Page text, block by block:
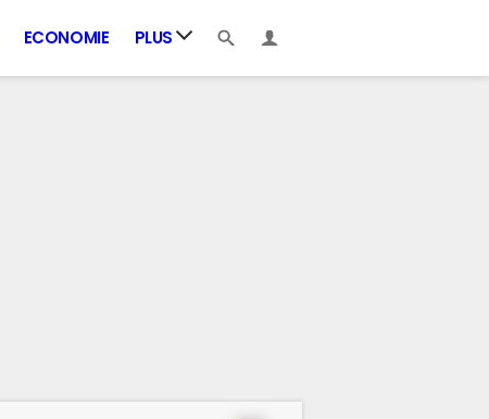
ECONOMIE PLUS